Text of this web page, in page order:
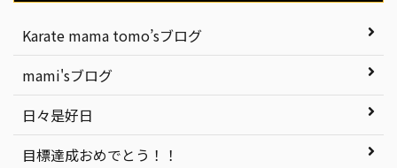
Karate mama tomo’sブログ
mami'sブログ
日々是好日
目標達成おめでとう！！